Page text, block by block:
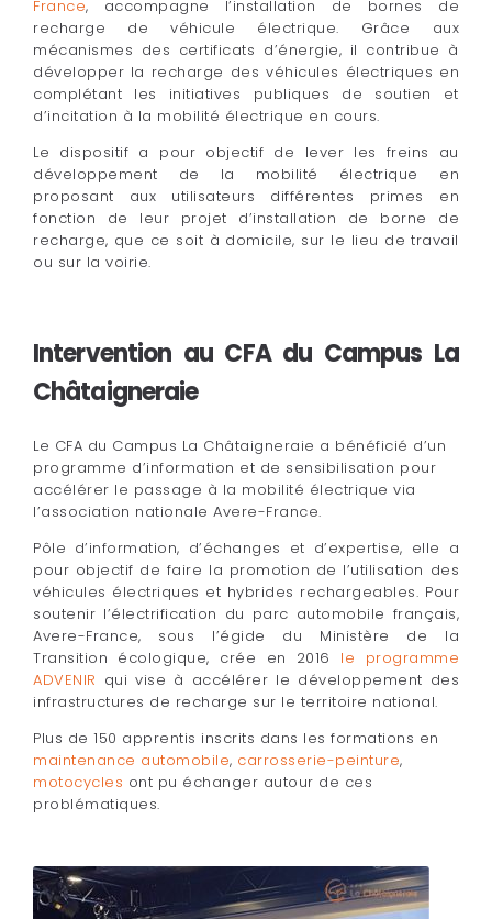
France, accompagne l’installation de bornes de
recharge de véhicule électrique. Grâce aux
mécanismes des certificats d’énergie, il contribue à
développer la recharge des véhicules électriques en
complétant les initiatives publiques de soutien et
d’incitation à la mobilité électrique en cours.
Le dispositif a pour objectif de lever les freins au
développement de la mobilité électrique en
proposant aux utilisateurs différentes primes en
fonction de leur projet d’installation de borne de
recharge, que ce soit à domicile, sur le lieu de travail
ou sur la voirie.
Intervention au CFA du Campus La
Châtaigneraie
Le CFA du Campus La Châtaigneraie a bénéficié d’un
programme d’information et de sensibilisation pour
accélérer le passage à la mobilité électrique via
l’association nationale Avere-France.
Pôle d’information, d’échanges et d’expertise, elle a
pour objectif de faire la promotion de l’utilisation des
véhicules électriques et hybrides rechargeables. Pour
soutenir l’électrification du parc automobile français,
Avere-France, sous l’égide du Ministère de la
Transition écologique, crée en 2016 le programme
ADVENIR qui vise à accélérer le développement des
infrastructures de recharge sur le territoire national.
Plus de 150 apprentis inscrits dans les formations en
maintenance automobile, carrosserie-peinture,
motocycles ont pu échanger autour de ces
problématiques.